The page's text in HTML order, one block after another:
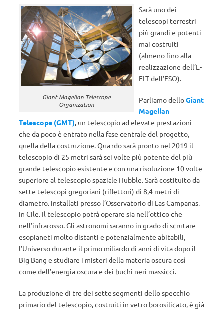
Giant Magellan Telescope
Organization
Sarà uno dei
telescopi terrestri
più grandi e potenti
mai costruiti
(almeno fino alla
realizzazione dell’E-
ELT dell’ESO).
Parliamo delloGiant
Magellan
Telescope (GMT), un telescopio ad elevate prestazioni
che da poco è entrato nella fase centrale del progetto,
quella della costruzione. Quando sarà pronto nel 2019 il
telescopio di 25 metri sarà sei volte più potente del più
grande telescopio esistente e con una risoluzione 10 volte
superiore al telescopio spaziale Hubble. Sarà costituito da
sette telescopi gregoriani (riflettori) di 8,4 metri di
diametro, installati presso l’Osservatorio di Las Campanas,
in Cile. Il telescopio potrà operare sia nell’ottico che
nell’infrarosso. Gli astronomi saranno in grado di scrutare
esopianeti molto distanti e potenzialmente abitabili,
l’Universo durante il primo miliardo di anni di vita dopo il
Big Bang e studiare i misteri della materia oscura così
come dell’energia oscura e dei buchi neri massicci.
La produzione di tre dei sette segmenti dello specchio
primario del telescopio, costruiti in vetro borosilicato, è già